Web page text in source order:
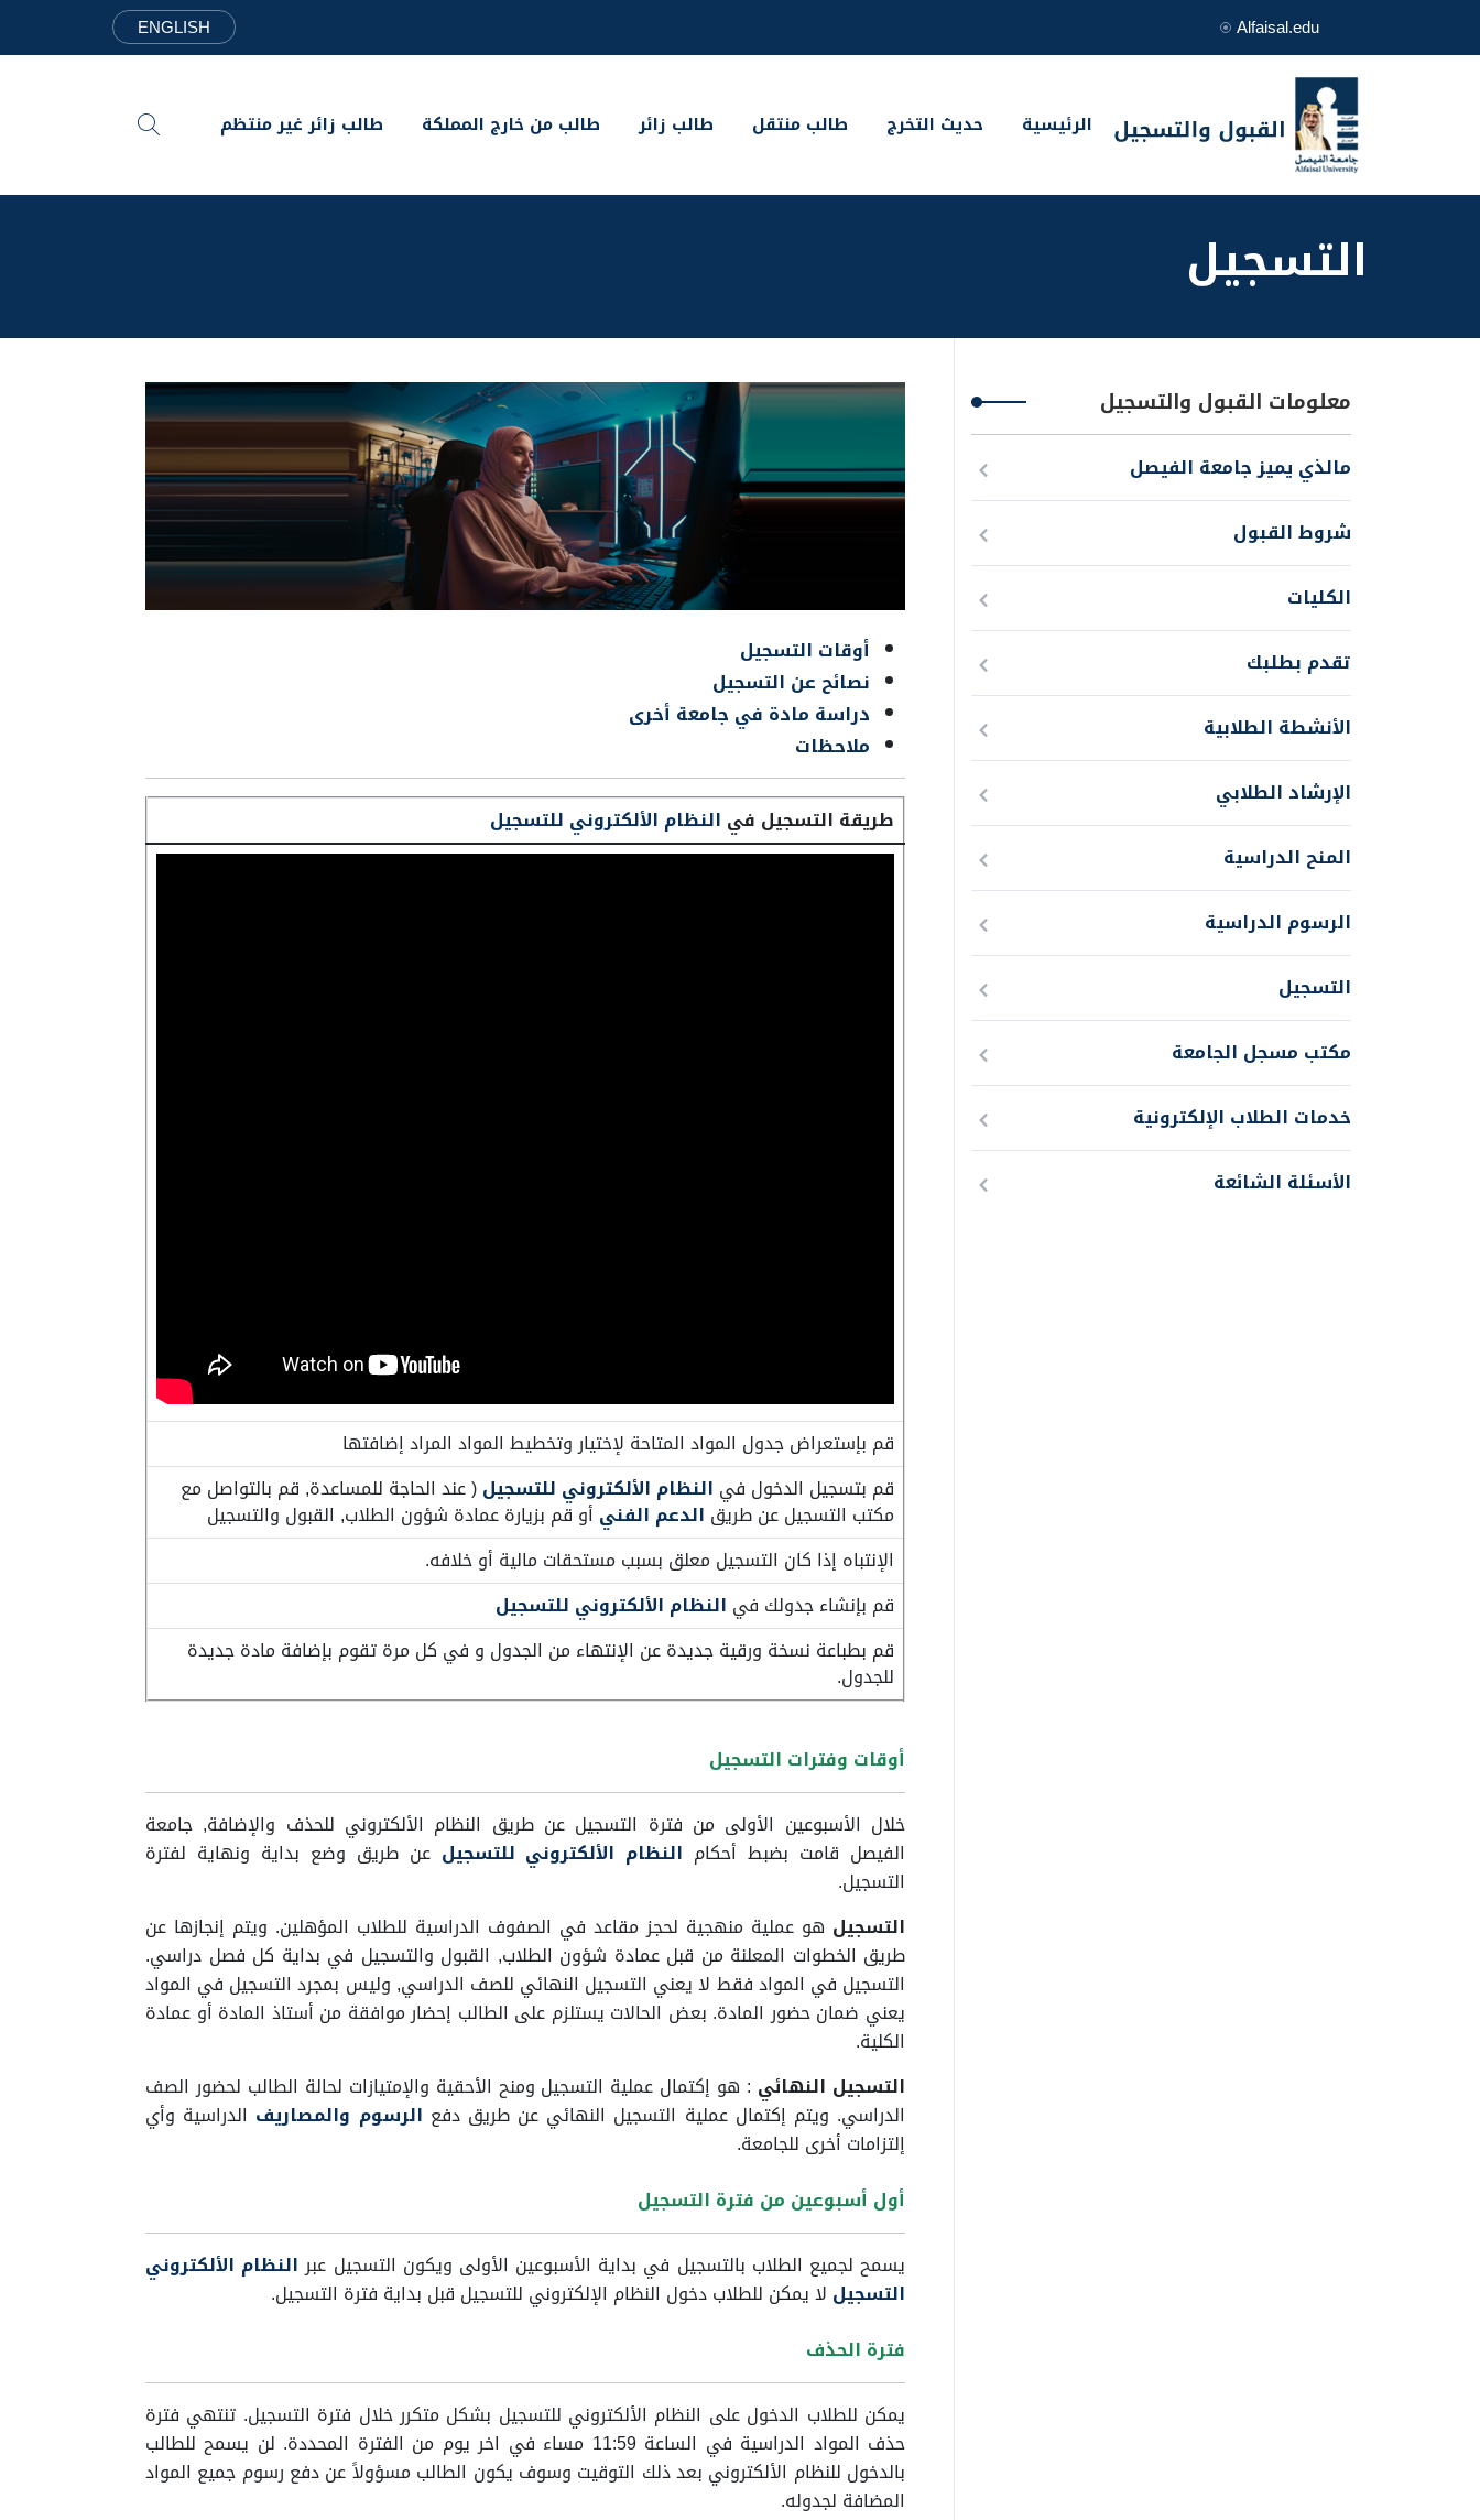
Alfaisal.edu
ENGLISH
الرئيسية حديث التخرج طالب منتقل طالب زائر طالب من خارج المملكة طالب زائر غير منتظم
التسجيل
معلومات القبول والتسجيل
مالذي يميز جامعة الفيصل
شروط القبول
الكليات
تقدم بطلبك
الأنشطة الطلابية
الإرشاد الطلابي
المنح الدراسية
الرسوم الدراسية
التسجيل
مكتب مسجل الجامعة
خدمات الطلاب الإلكترونية
الأسئلة الشائعة
أوقات التسجيل
نصائح عن التسجيل
دراسة مادة في جامعة أخرى
ملاحظات
طريقة التسجيل في النظام الألكتروني للتسجيل
قم بإستعراض جدول المواد المتاحة لإختيار وتخطيط المواد المراد إضافتها
قم بتسجيل الدخول في النظام الألكتروني للتسجيل( عند الحاجة للمساعدة, قم بالتواصل مع
مكتب التسجيل عن طريق الدعم الفني أو قم بزيارة عمادة شؤون الطلاب, القبول والتسجيل
الإنتباه إذا كان التسجيل معلق بسبب مستحقات مالية أو خلافه.
قم بإنشاء جدولك في النظام الألكتروني للتسجيل
قم بطباعة نسخة ورقية جديدة عن الإنتهاء من الجدول و في كل مرة تقوم بإضافة مادة جديدة
للجدول.
أوقات وفترات التسجيل
خلال الأسبوعين الأولى من فترة التسجيل عن طريق النظام الألكتروني للحذف والإضافة, جامعة
الفيصل قامت بضبط أحكام النظام الألكتروني للتسجيلعن طريق وضع بداية ونهاية لفترة
التسجيل.
التسجيل هو عملية منهجية لحجز مقاعد في الصفوف الدراسية للطلاب المؤهلين. ويتم إنجازها عن
طريق الخطوات المعلنة من قبل عمادة شؤون الطلاب, القبول والتسجيل في بداية كل فصل دراسي.
التسجيل في المواد فقط لا يعني التسجيل النهائي للصف الدراسي, وليس بمجرد التسجيل في المواد
يعني ضمان حضور المادة. بعض الحالات يستلزم على الطالب إحضار موافقة من أستاذ المادة أو عمادة
الكلية.
التسجيل النهائي : هو إكتمال عملية التسجيل ومنح الأحقية والإمتيازات لحالة الطالب لحضور الصف
الدراسي. ويتم إكتمال عملية التسجيل النهائي عن طريق دفع الرسوم والمصاريف الدراسية وأي
إلتزامات أخرى للجامعة.
أول أسبوعين من فترة التسجيل
يسمح لجميع الطلاب بالتسجيل في بداية الأسبوعين الأولى ويكون التسجيل عبرالنظام الألكتروني
التسجيل لا يمكن للطلاب دخول النظام الإلكتروني للتسجيل قبل بداية فترة التسجيل.
فترة الحذف
يمكن للطلاب الدخول على النظام الألكتروني للتسجيل بشكل متكرر خلال فترة التسجيل. تنتهي فترة
حذف المواد الدراسية في الساعة 11:59 مساء في اخر يوم من الفترة المحددة. لن يسمح للطالب
بالدخول للنظام الألكتروني بعد ذلك التوقيت وسوف يكون الطالب مسؤولاً عن دفع رسوم جميع المواد
المضافة لجدوله.